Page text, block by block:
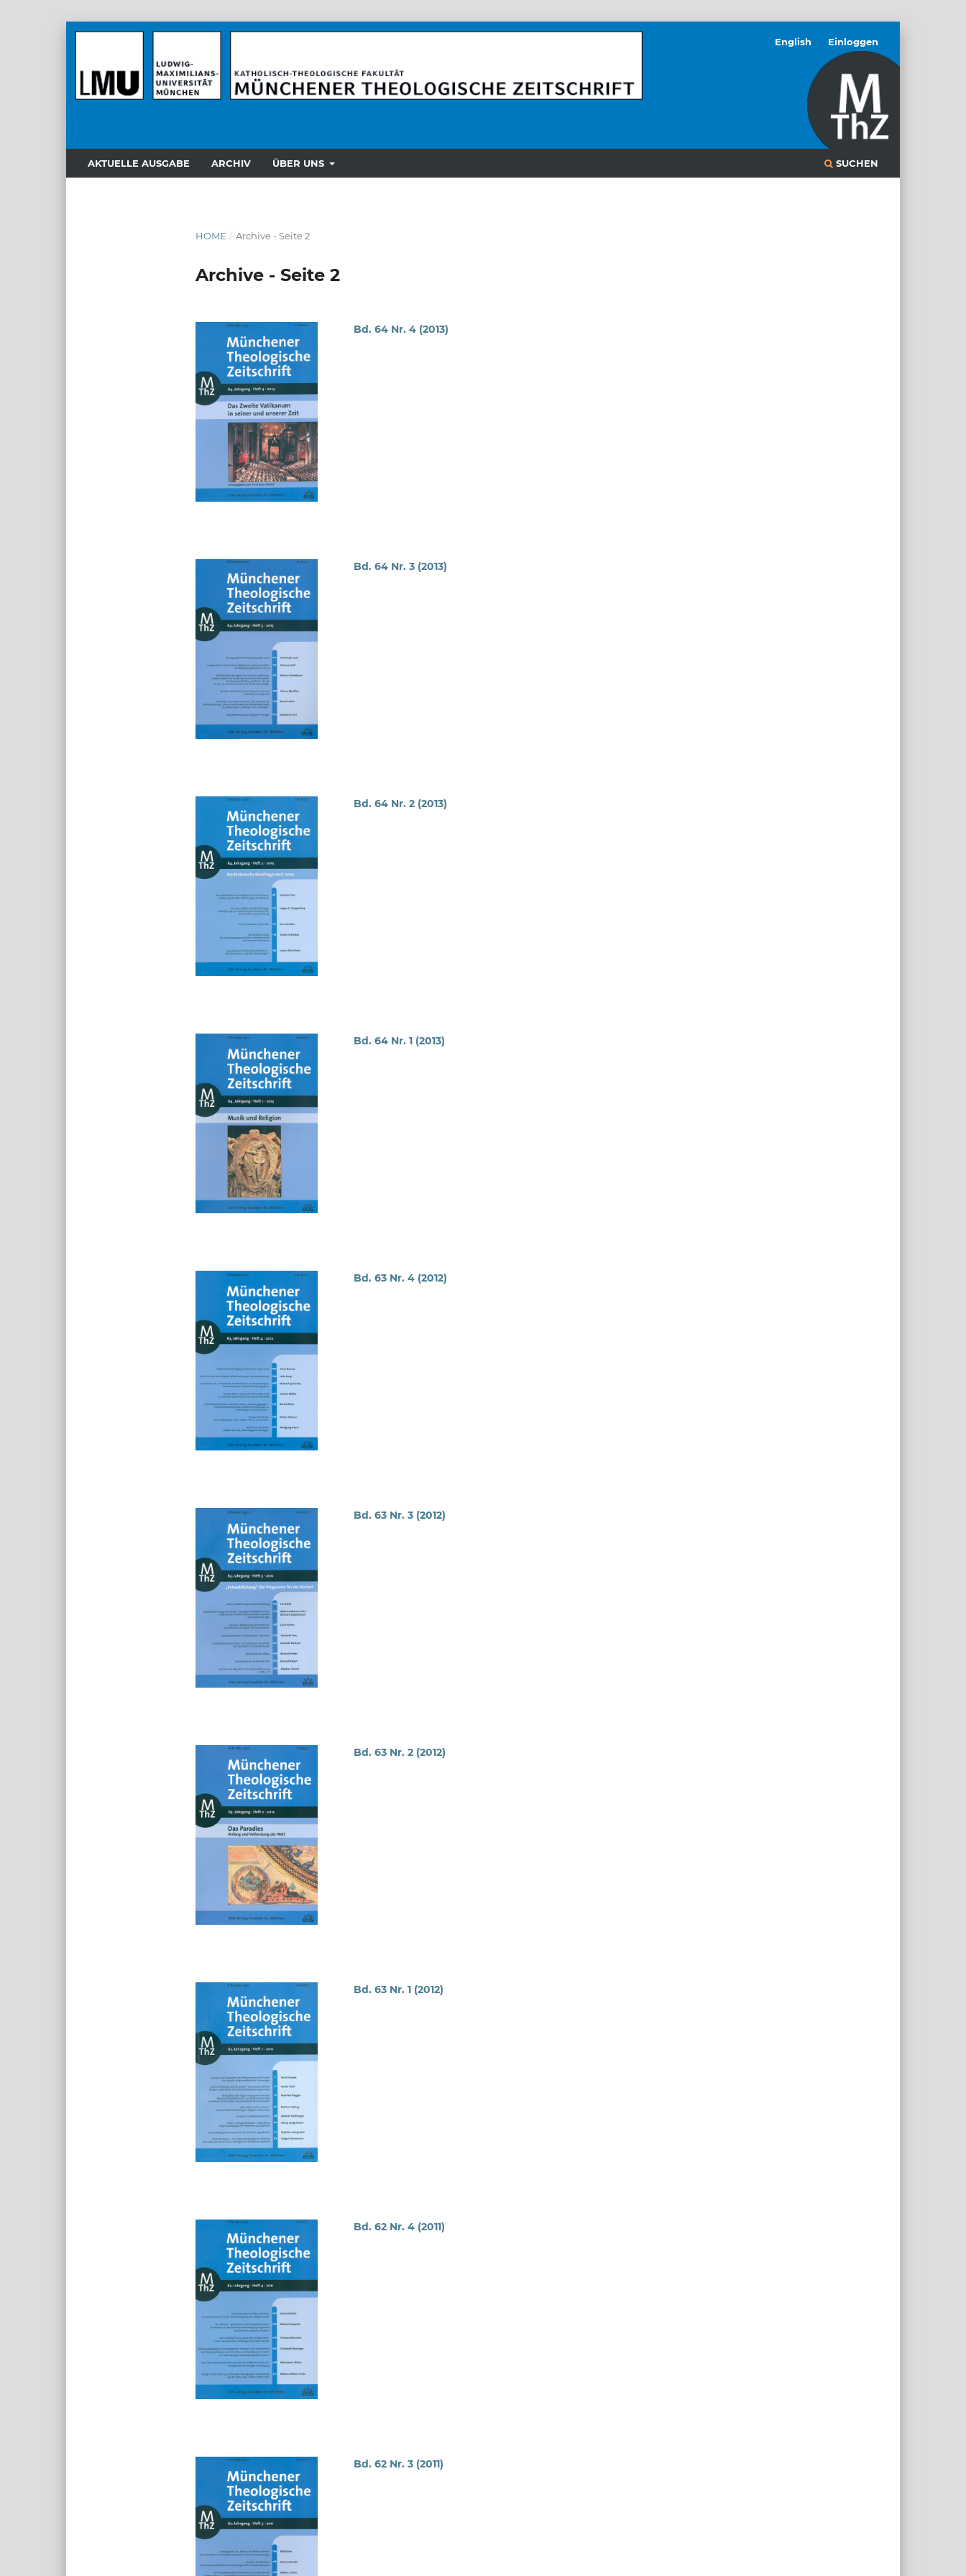
AKTUELLE AUSGABE ARCHIV ÜBER UNS SUCHEN
English Einloggen
HOME / Archive - Seite 2
Archive - Seite 2
Bd. 64 Nr. 4 (2013)
Bd. 64 Nr. 3 (2013)
Bd. 64 Nr. 2 (2013)
Bd. 64 Nr. 1 (2013)
Bd. 63 Nr. 4 (2012)
Bd. 63 Nr. 3 (2012)
Bd. 63 Nr. 2 (2012)
Bd. 63 Nr. 1 (2012)
Bd. 62 Nr. 4 (2011)
Bd. 62 Nr. 3 (2011)